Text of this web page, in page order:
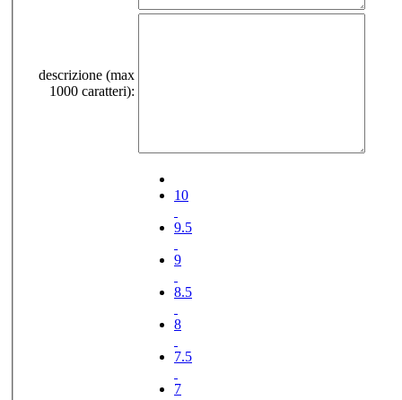
descrizione (max
1000 caratteri):
10
9.5
9
8.5
8
7.5
7